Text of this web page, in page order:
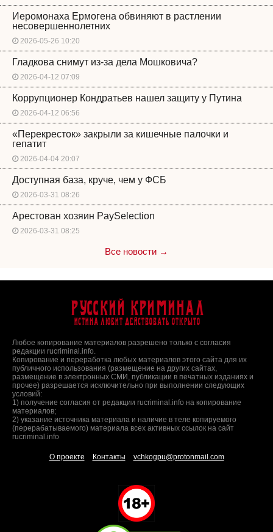
Иеромонаха Ермогена обвиняют в растлении
несовершеннолетних
2026-05-26 10:20
Гладкова снимут из-за дела Мошковича?
2026-04-12 07:09
Коррупционер Кондратьев нашел защиту у Путина
2026-04-12 06:56
«Перекресток» закрыли за кишечные палочки и
гепатит
2026-04-04 20:07
Доступная база, круче, чем у ФСБ
2026-03-31 08:26
Арестован хозяин PaySelection
2026-03-31 08:25
Все новости →
Русский Криминал
Истина любит действовать открыто
Любое копирование материалов разрешено только с согласия
редакции rucriminal.info.
Копирование и переработка любых материалов этого сайта для их
публичного использования (размещение на других сайтах,
размещение в электронных СМИ, публикации в печатных изданиях и
прочее) разрешается исключительно при выполнении следующих
условий:
1) получение согласия от редакции rucriminal.info на копирование
материалов;
2) указание источника материала и наличие в теле копируемого
(перерабатываемого) материала всех активных ссылок на сайт
rucriminal.info
О проекте Контакты vchkogpu@protonmail.com